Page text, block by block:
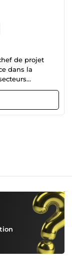
de projet
dans la
la
projets
✅
automatiser
et
associations
: ✅